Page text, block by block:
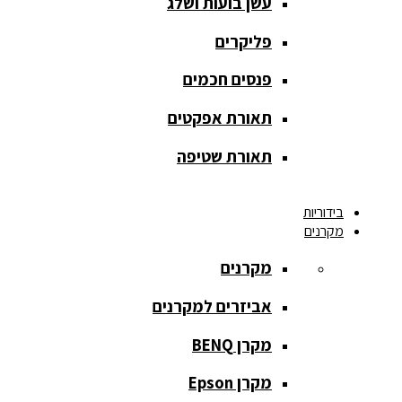
מסך הקרנה
roll up
מסך הקרנה
חצובה
ידני
מסך הקרנה
מסך הקרנה
קבוע
פליקרים
פנסים חכמים
תאורת אפקטים
תאורת שטיפה
בידוריות
מקרנים
מקרנים
אביזרים למקרנים
מקרן BENQ
מקרן Epson